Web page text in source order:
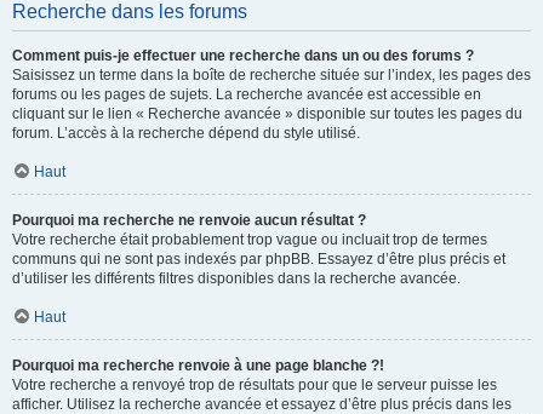
Recherche dans les forums
Comment puis-je effectuer une recherche dans un ou des forums ?
Saisissez un terme dans la boîte de recherche située sur l’index, les pages des
forums ou les pages de sujets. La recherche avancée est accessible en
cliquant sur le lien « Recherche avancée » disponible sur toutes les pages du
forum. L’accès à la recherche dépend du style utilisé.
Haut
Pourquoi ma recherche ne renvoie aucun résultat ?
Votre recherche était probablement trop vague ou incluait trop de termes
communs qui ne sont pas indexés par phpBB. Essayez d’être plus précis et
d’utiliser les différents filtres disponibles dans la recherche avancée.
Haut
Pourquoi ma recherche renvoie à une page blanche ?!
Votre recherche a renvoyé trop de résultats pour que le serveur puisse les
afficher. Utilisez la recherche avancée et essayez d’être plus précis dans les